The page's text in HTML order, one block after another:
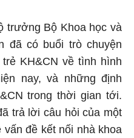
trưởng Bộ Khoa học và
đã có buổi trò chuyện
KH&CN về tình hình
nay, và những định
trong thời gian tới.
trả lời câu hỏi của một
đề kết nối nhà khoa